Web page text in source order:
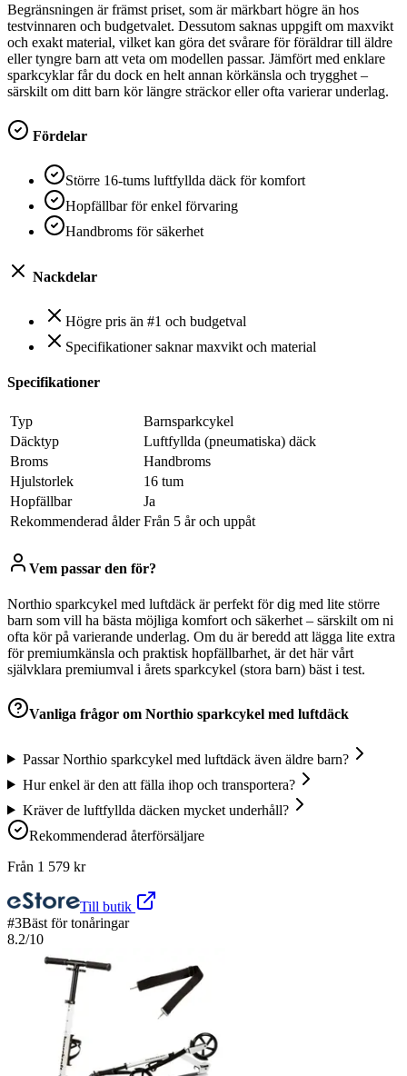
Begränsningen är främst priset, som är märkbart högre än hos
testvinnaren och budgetvalet. Dessutom saknas uppgift om maxvikt
och exakt material, vilket kan göra det svårare för föräldrar till äldre
eller tyngre barn att veta om modellen passar. Jämfört med enklare
sparkcyklar får du dock en helt annan körkänsla och trygghet –
särskilt om ditt barn kör längre sträckor eller ofta varierar underlag.
Fördelar
Större 16-tums luftfyllda däck för komfort
Hopfällbar för enkel förvaring
Handbroms för säkerhet
Nackdelar
Högre pris än #1 och budgetval
Specifikationer saknar maxvikt och material
Specifikationer
Typ
Barnsparkcykel
Däcktyp
Luftfyllda (pneumatiska) däck
Broms
Handbroms
Hjulstorlek
16 tum
Hopfällbar
Ja
Rekommenderad ålder Från 5 år och uppåt
Vem passar den för?
Northio sparkcykel med luftdäck är perfekt för dig med lite större
barn som vill ha bästa möjliga komfort och säkerhet – särskilt om ni
ofta kör på varierande underlag. Om du är beredd att lägga lite extra
för premiumkänsla och praktisk hopfällbarhet, är det här vårt
självklara premiumval i årets sparkcykel (stora barn) bäst i test.
Vanliga frågor om Northio sparkcykel med luftdäck
Passar Northio sparkcykel med luftdäck även äldre barn?
Hur enkel är den att fälla ihop och transportera?
Kräver de luftfyllda däcken mycket underhåll?
Rekommenderad återförsäljare
Från 1 579 kr
Till butik
#3Bäst för tonåringar
8.2/10